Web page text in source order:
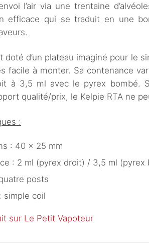
l’air via une trentaine
efficace qui se traduit en une
doté d’un plateau imaginé pour le
facile à monter. Sa contenance
à 3,5 ml avec le pyrex bombé.
qualité/prix, le Kelpie RTA ne
:
: 40 x 25 mm
: 2 ml (pyrex droit) / 3,5 ml (pyrex
posts
simple coil
sur Le Petit Vapoteur